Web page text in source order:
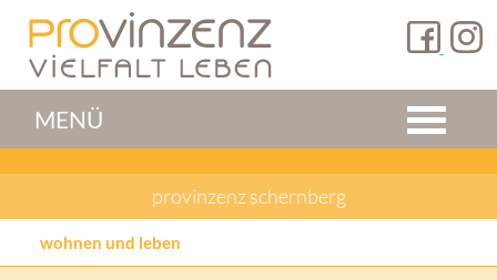
MENÜ
provinzenz schernberg
wohnen und leben